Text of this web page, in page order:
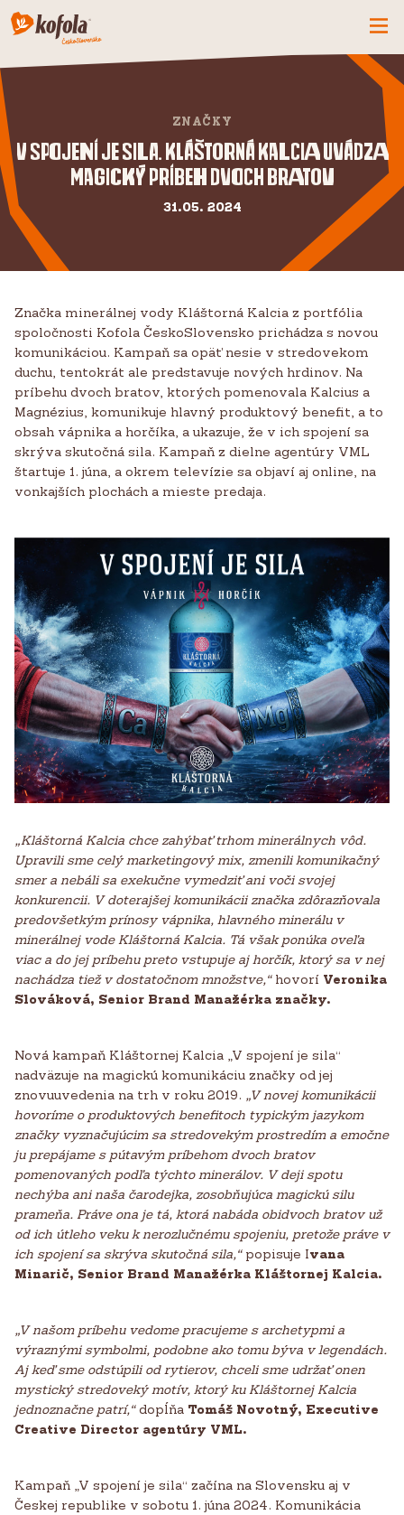
SPOZNAJ FIRMU
KOFOLA
PRODUKTY
PRIDAJ SA K NÁM
KONTAKTY
CZ SK EN
ZNAČKY
V spojení je sila. Kláštorná Kalcia uvádza
magický príbeh dvoch bratov
31.05. 2024
Značka minerálnej vody Kláštorná Kalcia z portfólia
spoločnosti Kofola ČeskoSlovensko prichádza s novou
komunikáciou. Kampaň sa opäť nesie v stredovekom
duchu, tentokrát ale predstavuje nových hrdinov. Na
príbehu dvoch bratov, ktorých pomenovala Kalcius a
Magnézius, komunikuje hlavný produktový benefit, a to
obsah vápnika a horčíka, a ukazuje, že v ich spojení sa
skrýva skutočná sila. Kampaň z dielne agentúry VML
štartuje 1. júna, a okrem televízie sa objaví aj online, na
vonkajších plochách a mieste predaja.
„Kláštorná Kalcia chce zahýbať trhom minerálnych vôd.
Upravili sme celý marketingový mix, zmenili komunikačný
smer a nebáli sa exekučne vymedziť ani voči svojej
konkurencii. V doterajšej komunikácii značka zdôrazňovala
predovšetkým prínosy vápnika, hlavného minerálu v
minerálnej vode Kláštorná Kalcia. Tá však ponúka oveľa
viac a do jej príbehu preto vstupuje aj horčík, ktorý sa v nej
nachádza tiež v dostatočnom množstve,“ hovorí Veronika
Slováková, Senior Brand Manažérka značky.
Nová kampaň Kláštornej Kalcia „V spojení je sila“
nadväzuje na magickú komunikáciu značky od jej
znovuuvedenia na trh v roku 2019. „V novej komunikácii
hovoríme o produktových benefitoch typickým jazykom
značky vyznačujúcim sa stredovekým prostredím a emočne
ju prepájame s pútavým príbehom dvoch bratov
pomenovaných podľa týchto minerálov. V deji spotu
nechýba ani naša čarodejka, zosobňujúca magickú silu
prameňa. Práve ona je tá, ktorá nabáda obidvoch bratov už
od ich útleho veku k nerozlučnému spojeniu, pretože práve v
ich spojení sa skrýva skutočná sila,“popisuje Ivana
Minarič, Senior Brand Manažérka Kláštornej Kalcia.
„V našom príbehu vedome pracujeme s archetypmi a
výraznými symbolmi, podobne ako tomu býva v legendách.
Aj keď sme odstúpili od rytierov, chceli sme udržať onen
mystický stredoveký motív, ktorý ku Kláštornej Kalcia
jednoznačne patrí,“dopĺňa Tomáš Novotný, Executive
Creative Director agentúry VML.
Kampaň „V spojení je sila“ začína na Slovensku aj v
Českej republike v sobotu 1. júna 2024. Komunikácia